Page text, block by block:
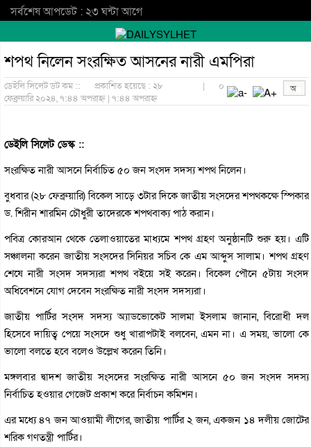
সর্বশেষ আপডেট : ২৩ ঘন্টা আগে
শপথ নিলেন সংরক্ষিত আসনের নারী এমপিরা
ডেইলি সিলেট ডট কম ::
প্রকাশিত হয়েছে : ২৮
ফেব্রুয়ারি ২০২৪, ৭:৪৪ অপরাহ্ন | ৭:৪৪ অপরাহ্ন
| ০
ডেইলি সিলেট ডেস্ক ::
সংরক্ষিত নারী আসনে নির্বাচিত ৫০ জন সংসদ সদস্য শপথ নিলেন।
বুধবার (২৮ ফেব্রুয়ারি) বিকেল সাড়ে ৩টার দিকে জাতীয় সংসদের শপথকক্ষে স্পিকার
ড. শিরীন শারমিন চৌধুরী তাদেরকে শপথবাক্য পাঠ করান।
পবিত্র কোরআন থেকে তেলাওয়াতের মাধ্যমে শপথ গ্রহণ অনুষ্ঠানটি শুরু হয়। এটি
সঞ্চালনা করেন জাতীয় সংসদের সিনিয়র সচিব কে এম আব্দুস সালাম। শপথ গ্রহণ
শেষে নারী সংসদ সদস্যরা শপথ বইয়ে সই করেন। বিকেল পৌনে ৫টায় সংসদ
অধিবেশনে যোগ দেবেন সংরক্ষিত নারী সংসদ সদস্যরা।
জাতীয় পার্টির সংসদ সদস্য অ্যাডভোকেট সালমা ইসলাম জানান, বিরোধী দল
হিসেবে দায়িত্ব পেয়ে সংসদে শুধু খারাপটাই বলবেন, এমন না। এ সময়, ভালো কে
ভালো বলতে হবে বলেও উল্লেখ করেন তিনি।
মঙ্গলবার দ্বাদশ জাতীয় সংসদের সংরক্ষিত নারী আসনে ৫০ জন সংসদ সদস্য
নির্বাচিত হওয়ার গেজেট প্রকাশ করে নির্বাচন কমিশন।
এর মধ্যে ৪৭ জন আওয়ামী লীগের, জাতীয় পার্টির ২ জন, একজন ১৪ দলীয় জোটের
শরিক গণতন্ত্রী পার্টির।